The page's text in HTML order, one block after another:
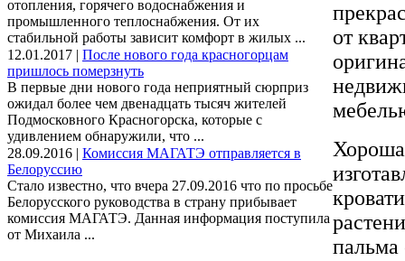
отопления, горячего водоснабжения и
промышленного теплоснабжения. От их
стабильной работы зависит комфорт в жилых ...
12.01.2017 | После нового года красногорцам
пришлось померзнуть
В первые дни нового года неприятный сюрприз
ожидал более чем двенадцать тысяч жителей
Подмосковного Красногорска, которые с
удивлением обнаружили, что ...
28.09.2016 | Комиссия МАГАТЭ отправляется в
Белоруссию
Стало известно, что вчера 27.09.2016 что по просьбе
Белорусского руководства в страну прибывает
комиссия МАГАТЭ. Данная информация поступила
от Михаила ...
от
пальма